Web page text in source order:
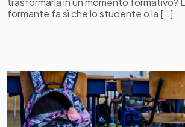
formante fa sì che lo studente o la […]